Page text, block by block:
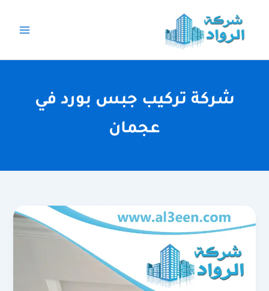
المحتوى
شركة تركيب جبس بورد في
عجمان